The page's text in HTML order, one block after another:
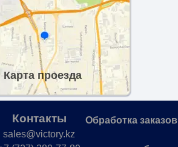
Карта проезда
Обработка заказов
Контакты
sales@victory.kz